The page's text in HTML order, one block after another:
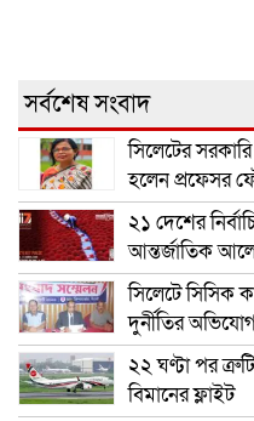
সর্বশেষ সংবাদ
সিলেটের
হলেন প্রফেসর
২১ দেশের
আন্তর্জাতিক
সিলেটে সিসিক
দুর্নীতির
২২ ঘণ্টা পর
বিমানের ফ্লাইট